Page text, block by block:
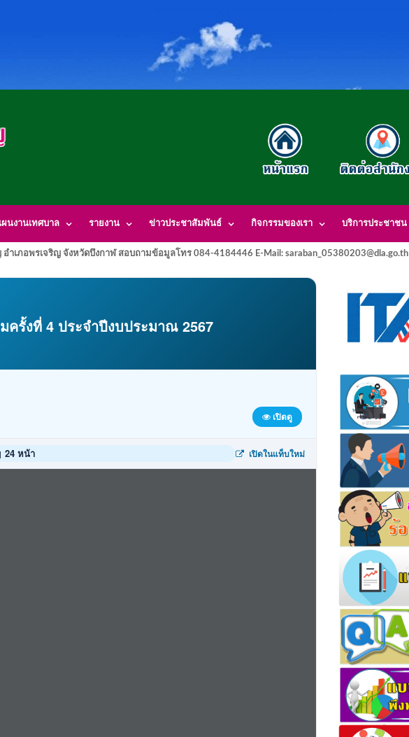
ผนงานเทศบาล รายงาน ข่าวประชาสัมพันธ์ กิจกรรมของเรา บริการประชาชน
ำเภอพรเจริญ จังหวัดบึงกาฬ สอบถามข้อมูลโทร 084-4184446 E-Mail: saraban_05380203@dla.go.th
ครั้งที่ 4 ประจำปีงบประมาณ 2567
เปิดดู
24 หน้า เปิดในแท็บใหม่